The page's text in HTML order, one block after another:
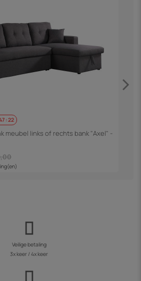
:21
meubel links of rechts bank "Axel" -
Veilige betaling
3x keer / 4x keer